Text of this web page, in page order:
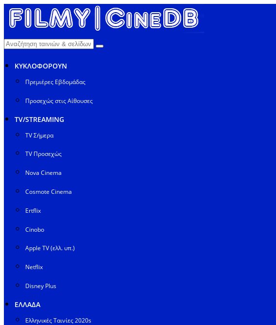
ΚΥΚΛΟΦΟΡΟΥΝ
Πρεμιέρες Εβδομάδας
Προσεχώς στις Αίθουσες
TV/STREAMING
TV Σήμερα
TV Προσεχώς
Nova Cinema
Cosmote Cinema
Ertflix
Cinobo
Apple TV (ελλ. υπ.)
Netflix
Disney Plus
ΕΛΛΑΔΑ
Ελληνικές Ταινίες 2020s